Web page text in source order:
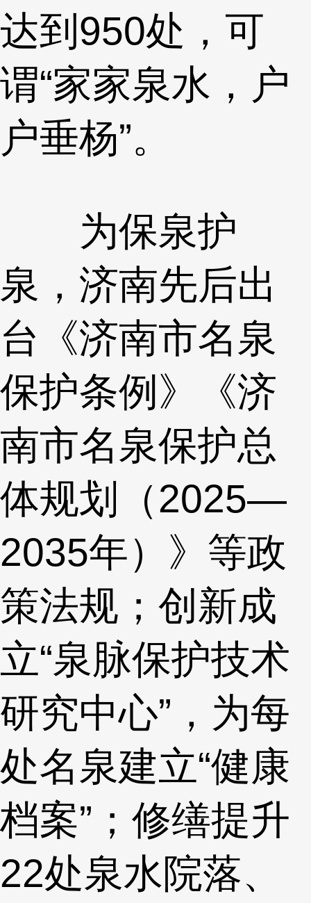
达到950处，可
谓“家家泉水，户
户垂杨”。
为保泉护
泉，济南先后出
台《济南市名泉
保护条例》《济
南市名泉保护总
体规划（2025—
2035年）》等政
策法规；创新成
立“泉脉保护技术
研究中心”，为每
处名泉建立“健康
档案”；修缮提升
22处泉水院落、